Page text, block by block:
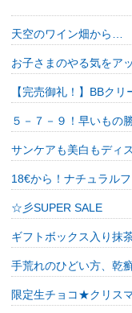
天空のワイン畑から…
お子さまのやる気をア
【完売御礼！】BBク
５－７－９！早いもの
サンケアも美白もディ
18€から！ナチュラル
☆彡SUPER SALE
ギフトボックス入り抹
手荒れのひどい方、乾
限定生チョコ★クリス